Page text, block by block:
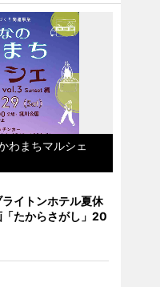
わまちマルシェ
イトンホテル夏休
「たからさがし」20